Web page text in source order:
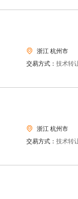
浙江 杭州市
交易方式： 技术转
浙江 杭州市
交易方式： 技术转